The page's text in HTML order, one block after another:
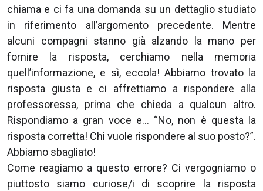
chiama e ci fa una domanda su un dettaglio studiato
in riferimento all’argomento precedente. Mentre
alcuni compagni stanno già alzando la mano per
fornire la risposta, cerchiamo nella memoria
quell’informazione, e sì, eccola! Abbiamo trovato la
risposta giusta e ci affrettiamo a rispondere alla
professoressa, prima che chieda a qualcun altro.
Rispondiamo a gran voce e… “No, non è questa la
risposta corretta! Chi vuole rispondere al suo posto?”.
Abbiamo sbagliato!
Come reagiamo a questo errore? Ci vergogniamo o
piuttosto siamo curiose/i di scoprire la risposta